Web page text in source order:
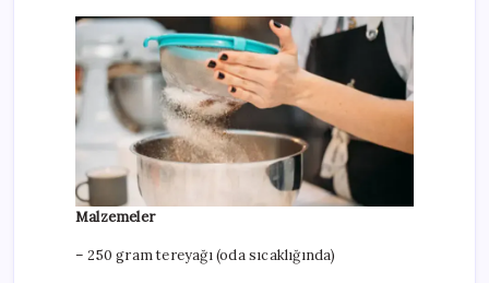
Malzemeler
– 250 gram tereyağı (oda sıcaklığında)